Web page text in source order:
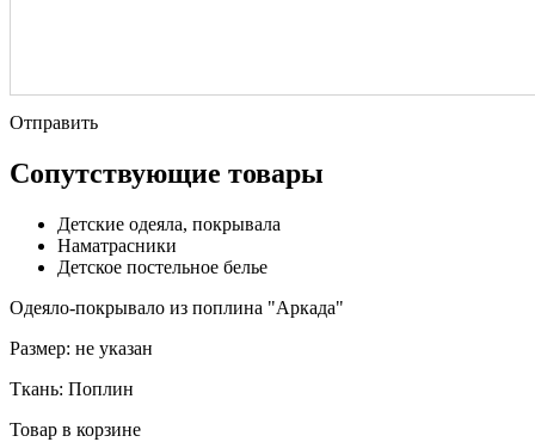
Отправить
Сопутствующие товары
Детские одеяла, покрывала
Наматрасники
Детское постельное белье
Одеяло-покрывало из поплина "Аркада"
Размер: не указан
Ткань: Поплин
Товар в корзине